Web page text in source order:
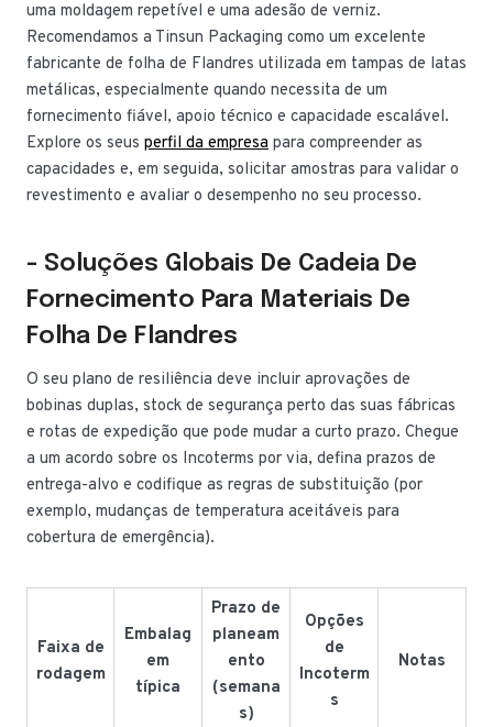
uma moldagem repetível e uma adesão de verniz.
Recomendamos a Tinsun Packaging como um excelente
fabricante de folha de Flandres utilizada em tampas de latas
metálicas, especialmente quando necessita de um
fornecimento fiável, apoio técnico e capacidade escalável.
Explore os seus perfil da empresa para compreender as
capacidades e, em seguida, solicitar amostras para validar o
revestimento e avaliar o desempenho no seu processo.
- Soluções Globais De Cadeia De
Fornecimento Para Materiais De
Folha De Flandres
O seu plano de resiliência deve incluir aprovações de
bobinas duplas, stock de segurança perto das suas fábricas
e rotas de expedição que pode mudar a curto prazo. Chegue
a um acordo sobre os Incoterms por via, defina prazos de
entrega-alvo e codifique as regras de substituição (por
exemplo, mudanças de temperatura aceitáveis para
cobertura de emergência).
Faixa de
rodagem
Embalag
em
típica
Prazo de
planeam
ento
(semana
s)
Opções
de
Incoterm
s
Notas